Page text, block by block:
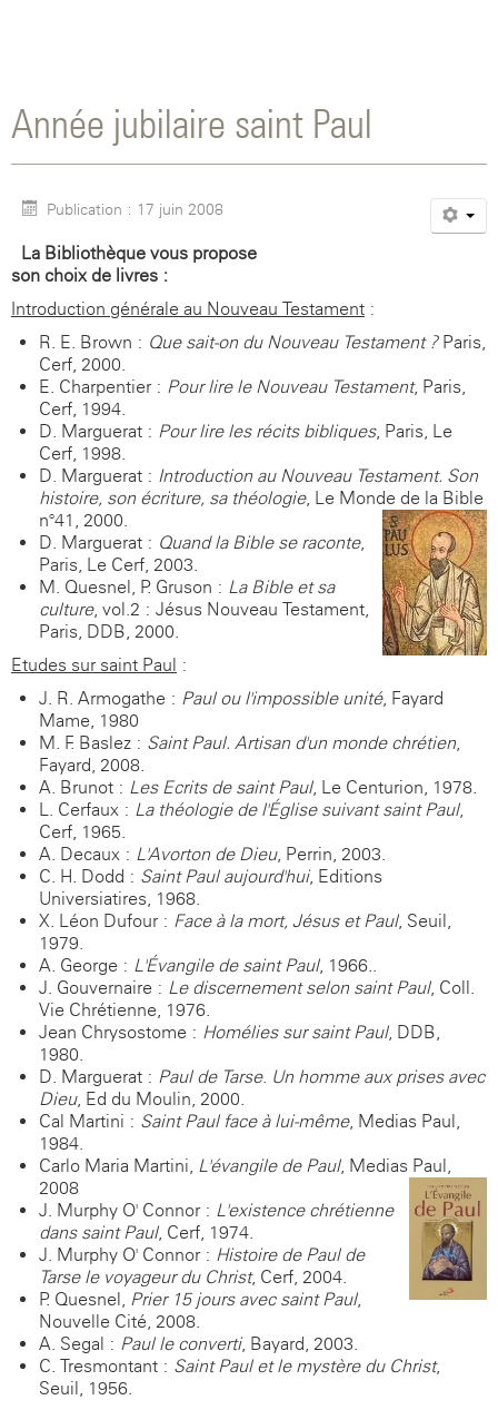
Année jubilaire saint Paul
Publication : 17 juin 2008
La Bibliothèque vous propose
son choix de livres :
Introduction générale au Nouveau Testament :
R. E. Brown : Que sait-on du Nouveau Testament ?Paris,
Cerf, 2000.
E. Charpentier : Pour lire le Nouveau Testament, Paris,
Cerf, 1994.
D. Marguerat : Pour lire les récits bibliques, Paris, Le
Cerf, 1998.
D. Marguerat : Introduction au Nouveau Testament. Son
histoire, son écriture, sa théologie, Le Monde de la Bible
n°41, 2000.
D. Marguerat : Quand la Bible se raconte,
Paris, Le Cerf, 2003.
M. Quesnel, P. Gruson : La Bible et sa
culture, vol.2 : Jésus-Nouveau Testament,
Paris, DDB, 2000.
Etudes sur saint Paul :
J. R. Armogathe : Paul ou l'impossible unité, Fayard
Mame, 1980
M. F. Baslez : Saint Paul. Artisan d'un monde chrétien,
Fayard, 2008.
A. Brunot : Les Ecrits de saint Paul, Le Centurion, 1978.
L. Cerfaux : La théologie de l'Église suivant saint Paul,
Cerf, 1965.
A. Decaux : L'Avorton de Dieu, Perrin, 2003.
C. H. Dodd : Saint Paul aujourd'hui, Editions
Universiatires, 1968.
X. Léon-Dufour : Face à la mort, Jésus et Paul, Seuil,
1979.
A. George : L'Évangile de saint Paul, 1966..
J. Gouvernaire : Le discernement selon saint Paul, Coll.
Vie Chrétienne, 1976.
Jean Chrysostome : Homélies sur saint Paul, DDB,
1980.
D. Marguerat : Paul de Tarse. Un homme aux prises avec
Dieu, Ed du Moulin, 2000.
Cal Martini : Saint Paul face à lui-même, Medias Paul,
1984.
Carlo Maria Martini, L'évangile de Paul, Medias Paul,
2008
J. Murphy O' Connor : L'existence chrétienne
dans saint Paul, Cerf, 1974.
J. Murphy O' Connor : Histoire de Paul de
Tarse le voyageur du Christ, Cerf, 2004.
P. Quesnel, Prier 15 jours avec saint Paul,
Nouvelle Cité, 2008.
A. Segal : Paul le converti, Bayard, 2003.
C. Tresmontant : Saint Paul et le mystère du Christ,
Seuil, 1956.